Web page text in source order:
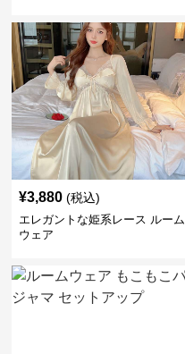
¥3,880 (税込)
エレガントな姫系レース ルーム
ウェア